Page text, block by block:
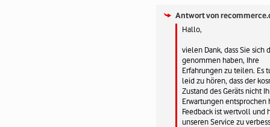
Antwort von
Hallo,
vielen Dank, dass Sie sich
genommen haben, Ihre
Erfahrungen zu teilen. Es
leid zu hören, dass der
Zustand des Geräts nicht
Erwartungen entsprochen
Feedback ist wertvoll und
unseren Service zu